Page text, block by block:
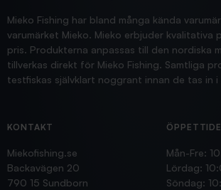
Mieko Fishing har bland många kända
varumärket Mieko. Mieko erbjuder kvalitativa
pris. Produkterna anpassas till den nordiska
tillverkas direkt för Mieko Fishing. Samtliga
testfiskas självklart noggrant innan de tas in
KONTAKT
Miekofishing.se
Backavägen 20
790 15 Sundborn
Mån-Fre:
Lördag:
Söndag: